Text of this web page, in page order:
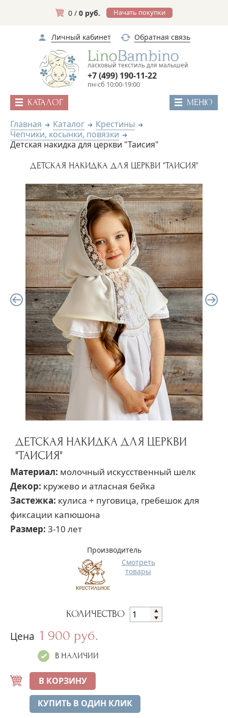
0 / 0 руб. Начать покупки
Личный кабинет Обратная связь
ласковый текстиль для малышей
пн-сб 10:00-19:00
+7 (499) 190-11-22
КАТАЛОГ МЕНЮ
Главная Каталог
Крестины
Чепчики, косынки, повязки
Детская накидка для церкви "Таисия"
ДЕТСКАЯ НАКИДКА ДЛЯ ЦЕРКВИ "ТАИСИЯ"
ДЕТСКАЯ НАКИДКА ДЛЯ ЦЕРКВИ
"ТАИСИЯ"
Материал: молочный искусственный шелк
Декор: кружево и атласная бейка
Застежка: кулиса + пуговица, гребешок для
фиксации капюшона
Размер: 3-10 лет
Производитель
Смотреть
товары
КОЛИЧЕСТВО
Цена 1 900 руб.
В НАЛИЧИИ
В КОРЗИНУ
КУПИТЬ В ОДИН КЛИК